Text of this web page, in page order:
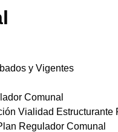
y Vigentes
Comunal
Vialidad Estructurante
Regulador Comunal